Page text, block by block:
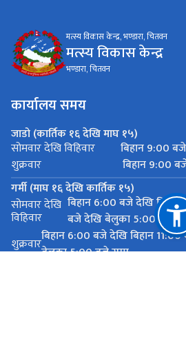
मत्स्य विकास केन्द्र, भण्डारा, चितवन
मत्स्य विकास केन्द्र
भण्डारा, चितवन
कार्यालय समय
जाडो (कार्तिक १६ देखि माघ १५)
सोमवार देखि विहिवार
बिहान 9:00
शुक्रवार
बिहान 9:00
गर्मी (माघ १६ देखि कार्तिक १५)
सोमवार देखि
विहिवार
बिहान 6:00 बजे देखि
बजे देखि बेलुका 5:00 बजे
शुक्रवारबिहान 6:00 बजे देखि बिहान
बेलुका 5:00 बजे सम्म